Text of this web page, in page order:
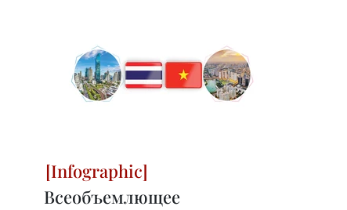
Всеобъемлющее